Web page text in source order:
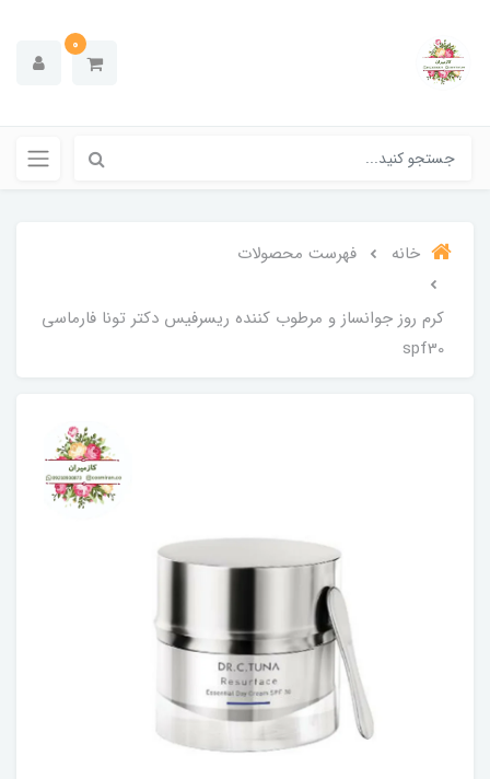
0
خانه فهرست محصولات
کرم روز جوانساز و مرطوب کننده ریسرفیس دکتر تونا فارماسی
spf30